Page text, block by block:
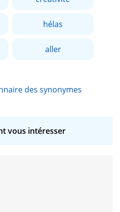
hélas
aller
des synonymes
vous intéresser